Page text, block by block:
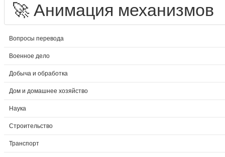
🚀 Анимация механизмов
Вопросы перевода
Военное дело
Добыча и обработка
Дом и домашнее хозяйство
Наука
Строительство
Транспорт